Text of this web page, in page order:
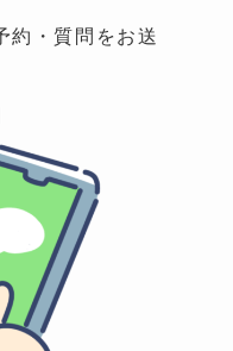
約・質問をお送